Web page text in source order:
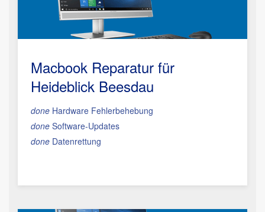
Macbook Reparatur für
Heideblick Beesdau
done Hardware Fehlerbehebung
done Software-Updates
done Datenrettung